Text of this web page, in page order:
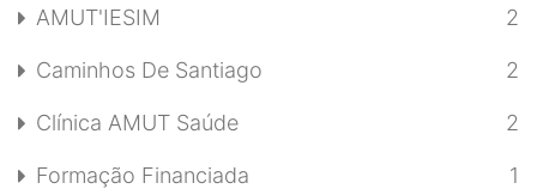
AMUT'IESIM 2
Caminhos De Santiago 2
Clínica AMUT Saúde 2
Formação Financiada 1